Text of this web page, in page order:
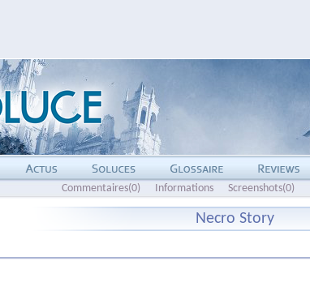
Commentaires(0) Informations Screenshots(0)
Necro Story